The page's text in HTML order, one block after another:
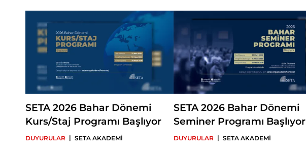
SETA 2026 Bahar Dönemi
Kurs/Staj Programı Başlıyor
DUYURULAR | SETA AKADEMİ
SETA 2026 Bahar Dönemi
Seminer Programı Başlıyor
DUYURULAR | SETA AKADEMİ